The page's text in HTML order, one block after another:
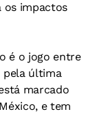
os impactos
é o jogo entre
pela última
marcado
e tem